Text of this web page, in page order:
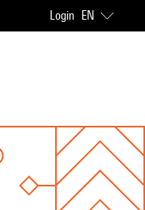
Login EN